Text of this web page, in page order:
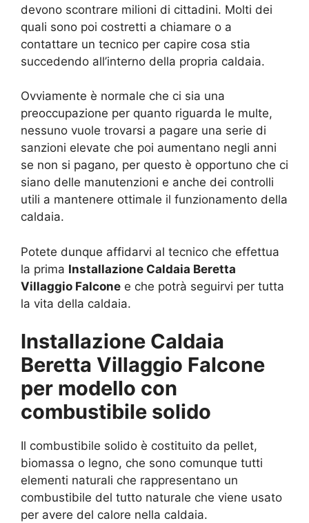
devono scontrare milioni di cittadini. Molti dei
quali sono poi costretti a chiamare o a
contattare un tecnico per capire cosa stia
succedendo all’interno della propria caldaia.
Ovviamente è normale che ci sia una
preoccupazione per quanto riguarda le multe,
nessuno vuole trovarsi a pagare una serie di
sanzioni elevate che poi aumentano negli anni
se non si pagano, per questo è opportuno che ci
siano delle manutenzioni e anche dei controlli
utili a mantenere ottimale il funzionamento della
caldaia.
Potete dunque affidarvi al tecnico che effettua
la prima Installazione Caldaia Beretta
Villaggio Falcone e che potrà seguirvi per tutta
la vita della caldaia.
Installazione Caldaia
Beretta Villaggio Falcone
per modello con
combustibile solido
Il combustibile solido è costituito da pellet,
biomassa o legno, che sono comunque tutti
elementi naturali che rappresentano un
combustibile del tutto naturale che viene usato
per avere del calore nella caldaia.